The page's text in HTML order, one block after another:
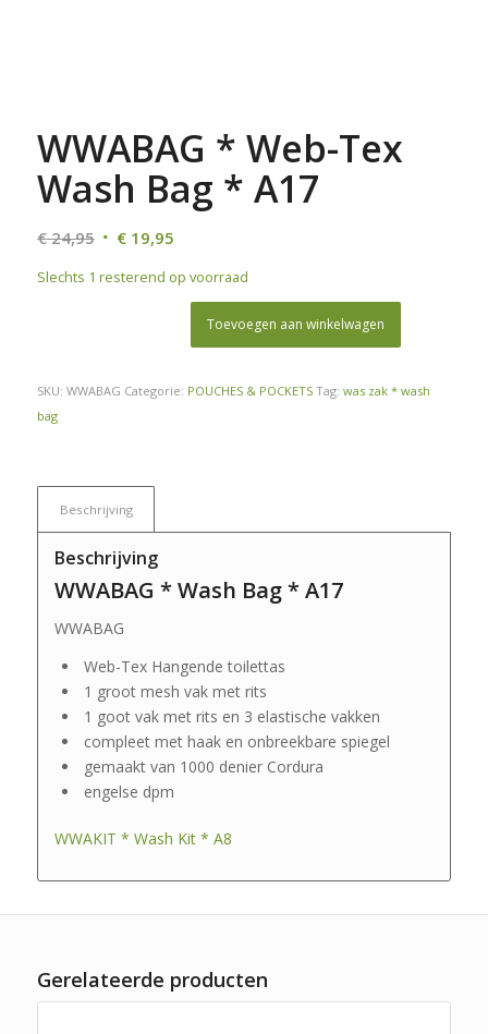
WWABAG * Web-Tex
Wash Bag * A17
€24,95 Oorspronkelijke
was:
€19,95Huidige
is:
€ 19,95.
Slechts 1 resterend op voorraad
Toevoegen aan winkelwagen
SKU: WWABAG Categorie: POUCHES & POCKETS Tag: was zak * wash
bag
Beschrijving
Beschrijving
WWABAG * Wash Bag * A17
WWABAG
Web-Tex Hangende toilettas
1 groot mesh vak met rits
1 goot vak met rits en 3 elastische vakken
compleet met haak en onbreekbare spiegel
gemaakt van 1000 denier Cordura
engelse dpm
WWAKIT * Wash Kit * A8
Gerelateerde producten